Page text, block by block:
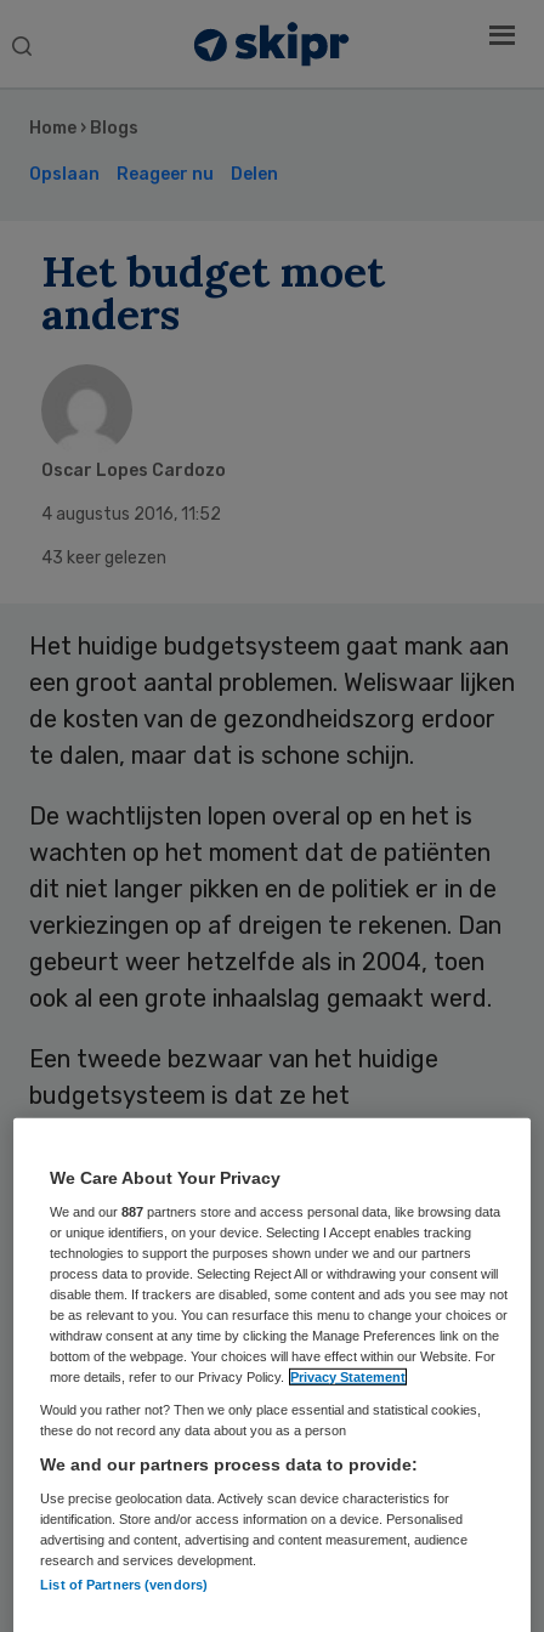
Search
Home › Blogs
Opslaan Reageer nu Delen
Het budget moet
anders
Oscar Lopes Cardozo
4 augustus 2016, 11:52
43 keer gelezen
Het huidige budgetsysteem gaat mank aan
een groot aantal problemen. Weliswaar lijken
de kosten van de gezondheidszorg erdoor
te dalen, maar dat is schone schijn.
De wachtlijsten lopen overal op en het is
wachten op het moment dat de patiënten
dit niet langer pikken en de politiek er in de
verkiezingen op af dreigen te rekenen. Dan
gebeurt weer hetzelfde als in 2004, toen
ook al een grote inhaalslag gemaakt werd.
Een tweede bezwaar van het huidige
budgetsysteem is dat ze het
zorgverlener. Die moet maar zien dat hij zijn
patiënten mix aanpast aan het beschikbare
budget.
Het derde bezwaar is dat er door
ongecontroleerde fusies zowel aan de
verzekeringskant als aan ziekenhuiszijde
grote monopolisten zijn ontstaan. Dat
maakt toetreden van innovatieve
marktspelers onmogelijk, maakt de
bestuurders lui en moedigt graaigedrag
aan.
Sidebar
We Care About Your Privacy
We and our887 partners store and access personal data, like browsing data
or unique identifiers, on your device. Selecting I Accept enables tracking
technologies to support the purposes shown under we and our partners
process data to provide. Selecting Reject All or withdrawing your consent will
disable them. If trackers are disabled, some content and ads you see may not
be as relevant to you. You can resurface this menu to change your choices or
withdraw consent at any time by clicking the Manage Preferences link on the
bottom of the webpage. Your choices will have effect within our Website. For
more details, refer to our Privacy Policy.
Privacy Statement
Would you rather not? Then we only place essential and statistical cookies,
these do not record any data about you as a person
We and our partners process data to provide:
Use precise geolocation data. Actively scan device characteristics for
identification. Store and/or access information on a device. Personalised
advertising and content, advertising and content measurement, audience
research and services development.
List of Partners (vendors)